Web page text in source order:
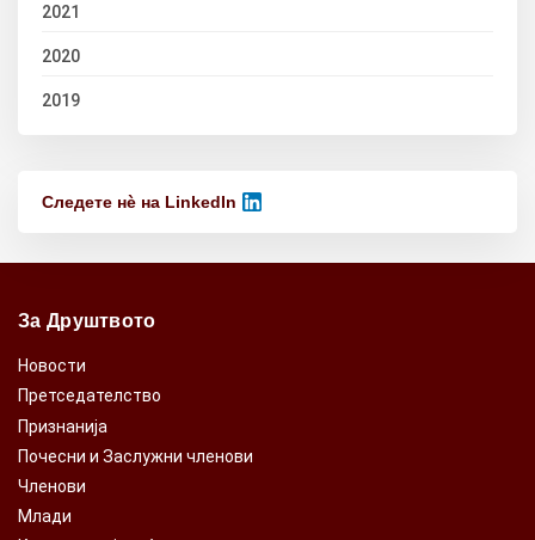
2021
2020
2019
Следете нѐ на LinkedIn
За Друштвото
Новости
Претседателство
Признанија
Почесни и Заслужни членови
Членови
Млади